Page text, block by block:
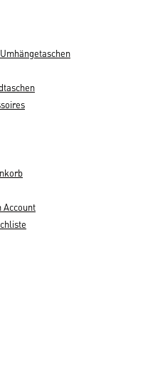
Umhängetaschen
Account